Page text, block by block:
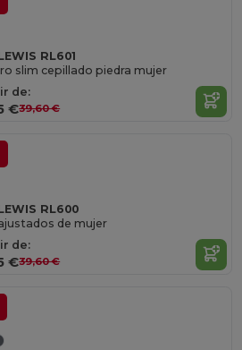
RL601
slim cepillado piedra mujer
de:
€39,60 €
RL600
de mujer
de:
€39,60 €